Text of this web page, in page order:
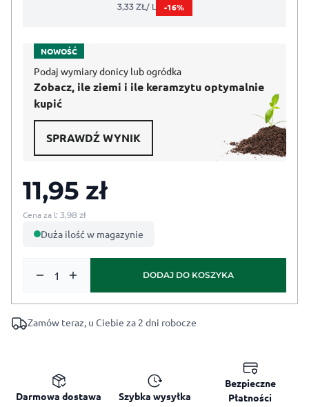
3,33 ZŁ/ L -16%
NOWOŚĆ
Podaj wymiary donicy lub ogródka
Zobacz, ile ziemi i ile keramzytu optymalnie
kupić
SPRAWDŹ WYNIK
11,95 zł
Cena za l: 3,98 zł
Duża ilość w magazynie
DODAJ DO KOSZYKA
Zamów teraz, u Ciebie za 2 dni robocze
Darmowa dostawa Szybka wysyłka
Bezpieczne
Płatności